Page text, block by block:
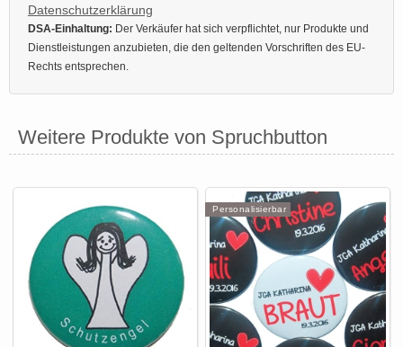
Datenschutzerklärung
DSA-Einhaltung: Der Verkäufer hat sich verpflichtet, nur Produkte und
Dienstleistungen anzubieten, die den geltenden Vorschriften des EU-
Rechts entsprechen.
Weitere Produkte von Spruchbutton
Personalisierbar